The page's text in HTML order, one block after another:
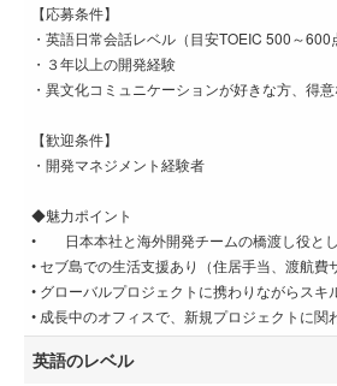
【応募条件】
・英語日常会話レベル（目安TOEIC 500～600
・３年以上の開発経験
・異文化コミュニケーションが好きな方、得
【歓迎条件】
・開発マネジメント経験者
◆魅力ポイント
• 日本本社と海外開発チームの橋渡し役と
• セブ島での生活支援あり（住居手当、渡航費
• グローバルプロジェクトに携わりながらスキ
• 成長中のオフィスで、新規プロジェクトに関
英語のレベル